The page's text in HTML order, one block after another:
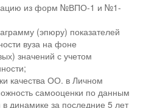
из форм №ВПО-1 и №1-
(эпюру) показателей
вуза на фоне
значений с учетом
качества ОО. в Личном
самооценки по данным
динамике за последние 5 лет